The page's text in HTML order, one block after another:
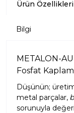
Ürün Özellikleri
Bilgi
METALON-
Fosfat
Düşünün;
metal parçalar,
sorunuyla